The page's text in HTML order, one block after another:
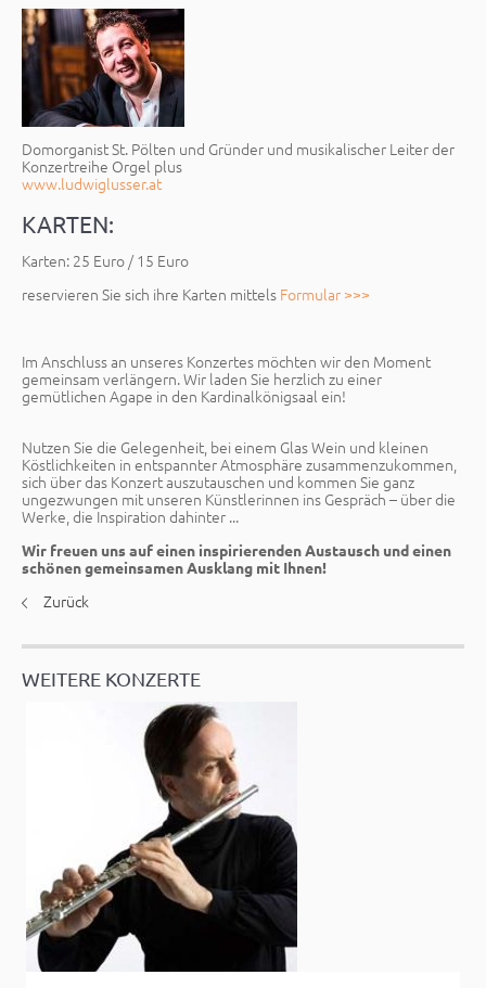
Domorganist St. Pölten und Gründer und musikalischer Leiter der
Konzertreihe Orgel plus
www.ludwiglusser.at
KARTEN:
Karten: 25 Euro / 15 Euro
reservieren Sie sich ihre Karten mittels Formular >>>
Im Anschluss an unseres Konzertes möchten wir den Moment
gemeinsam verlängern. Wir laden Sie herzlich zu einer
gemütlichen Agape in den Kardinalkönigsaal ein!
Nutzen Sie die Gelegenheit, bei einem Glas Wein und kleinen
Köstlichkeiten in entspannter Atmosphäre zusammenzukommen,
sich über das Konzert auszutauschen und kommen Sie ganz
ungezwungen mit unseren Künstlerinnen ins Gespräch – über die
Werke, die Inspiration dahinter ...
Wir freuen uns auf einen inspirierenden Austausch und einen
schönen gemeinsamen Ausklang mit Ihnen!
Zurück
WEITERE KONZERTE